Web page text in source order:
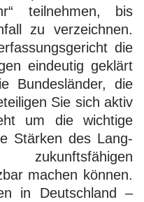
teilnehmen, bis
zu verzeichnen.
die
eindeutig geklärt
Bundesländer, die
Sie sich aktiv
um die wichtige
Stärken des Lang-
machen können.
in Deutschland –